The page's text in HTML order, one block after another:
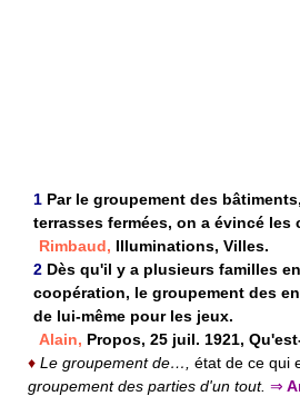
1 Par le groupement des
terrasses fermées, on a évincé les
Rimbaud, Illuminations, Villes.
2 Dès qu'il y a plusieurs familles
coopération, le groupement des
de lui-même pour les jeux.
Alain, Propos, 25 juil. 1921,
♦ Le groupement de…, état de ce qui
groupement des parties d'un tout. ⇒